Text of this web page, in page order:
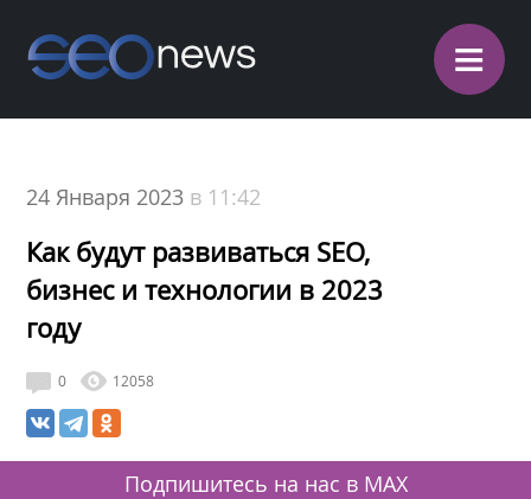
≡
24 Января 2023 в 11:42
Как будут развиваться SEO,
бизнес и технологии в 2023
году
0 12058
Подпишитесь на нас в MAX